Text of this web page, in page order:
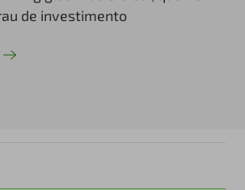
de investimento